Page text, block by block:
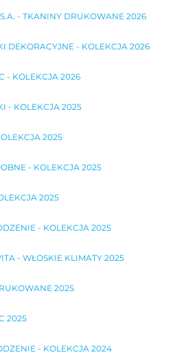
- TKANINY DRUKOWANE 2026
DEKORACYJNE - KOLEKCJA 2026
- KOLEKCJA 2026
- KOLEKCJA 2025
2025
- KOLEKCJA 2025
2025
- KOLEKCJA 2025
- WŁOSKIE KLIMATY 2025
2025
2025
- KOLEKCJA 2024